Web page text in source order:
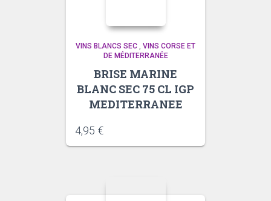
VINS BLANCS SEC , VINS CORSE ET
DE MÉDITERRANÉE
BRISE MARINE
BLANC SEC 75 CL IGP
MEDITERRANEE
4,95 €